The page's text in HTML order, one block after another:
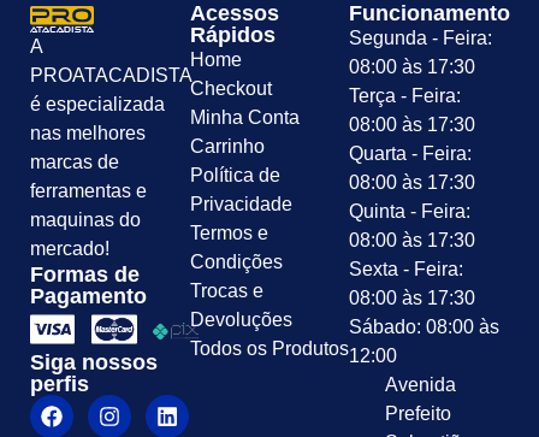
A
PROATACADISTA
é especializada
nas melhores
marcas de
ferramentas e
maquinas do
mercado!
Formas de
Pagamento
Siga nossos
perfis
Acessos
Rápidos
Home
Checkout
Minha Conta
Carrinho
Política de
Privacidade
Termos e
Condições
Trocas e
Devoluções
Todos os Produtos
Funcionamento
Segunda - Feira:
08:00 às 17:30
Terça - Feira:
08:00 às 17:30
Quarta - Feira:
08:00 às 17:30
Quinta - Feira:
08:00 às 17:30
Sexta - Feira:
08:00 às 17:30
Sábado: 08:00 às
12:00
Avenida
Prefeito